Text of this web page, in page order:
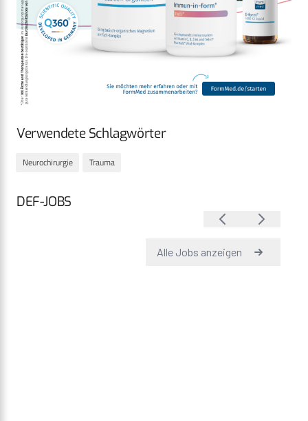
Verwendete Schlagwörter
Neurochirurgie Trauma
DEF-JOBS